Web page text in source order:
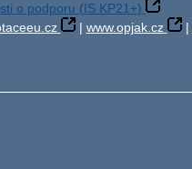
o podporu (IS KP21+)
| www.opjak.cz |